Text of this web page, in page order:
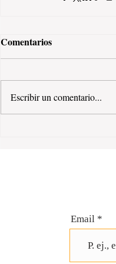
Comentarios
Escribir un comentario...
Email